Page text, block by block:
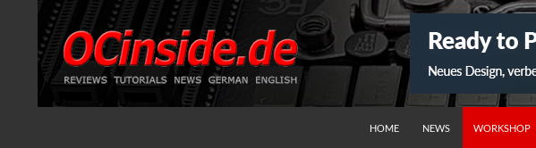
HOME
NEWS WORKSHOP